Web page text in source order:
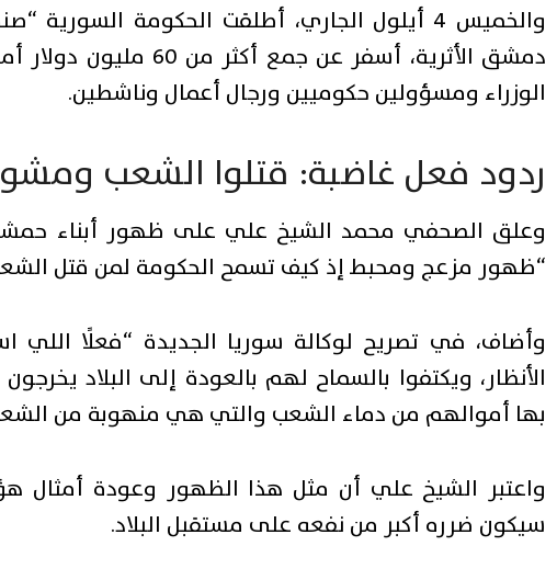
والخميس 4 أيلول الجاري، أطلقت الحكومة
دمشق الأثرية، أسفر
الوزراء ومسؤولين حكوميين ورجال أعمال وناشطين.
ردود فعل غاضبة: قتلوا الشعب
وعلق الصحفي محمد الشيخ علي على ظهور أبناء
“ظهور مزعج ومحبط إذ كيف تسمح الحكومة لمن قتل
وأضاف، في تصريح لوكالة سوريا الجديدة “فعلًا اللي
الأنظار، ويكتفوا بالسماح لهم بالعودة إلى البلاد
بها أموالهم من دماء الشعب والتي هي منهوبة من
واعتبر الشيخ علي أن مثل هذا الظهور وعودة أمثال
سيكون ضرره أكبر من نفعه على مستقبل البلاد.